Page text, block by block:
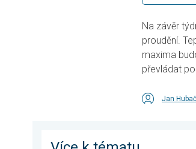
Na závěr
proudění.
maxima
převládat
Jan Hubač